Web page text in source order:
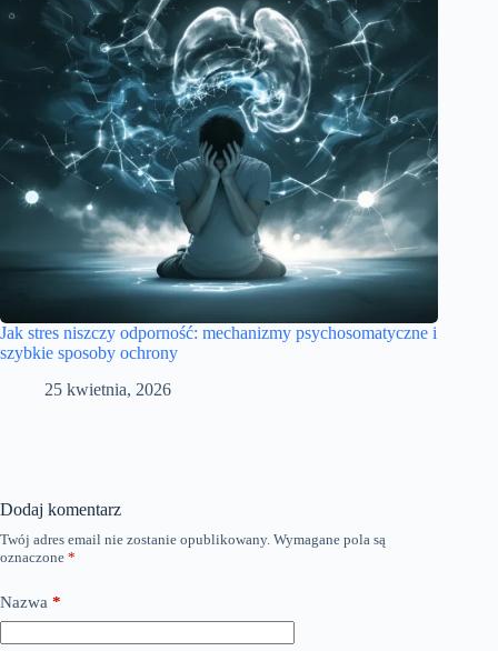
Jak stres niszczy odporność: mechanizmy psychosomatyczne i
szybkie sposoby ochrony
25 kwietnia, 2026
Dodaj komentarz
Twój adres email nie zostanie opublikowany. Wymagane pola są
oznaczone *
Nazwa *